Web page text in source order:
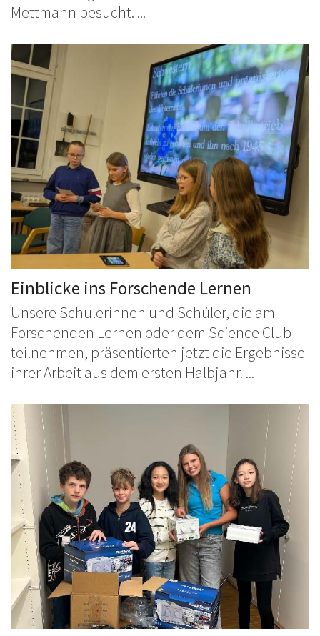
Mettmann besucht. ...
Einblicke ins Forschende Lernen
Unsere Schülerinnen und Schüler, die am
Forschenden Lernen oder dem Science Club
teilnehmen, präsentierten jetzt die Ergebnisse
ihrer Arbeit aus dem ersten Halbjahr. ...